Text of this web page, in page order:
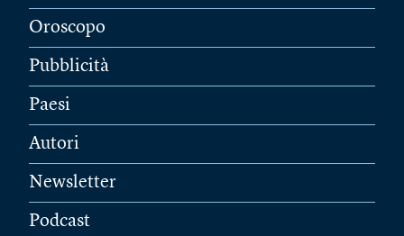
Oroscopo
Pubblicità
Paesi
Autori
Newsletter
Podcast